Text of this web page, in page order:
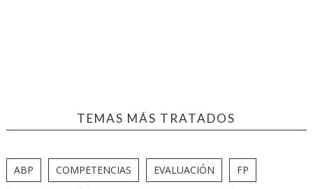
TEMAS MÁS TRATADOS
ABP COMPETENCIAS EVALUACIÓN FP